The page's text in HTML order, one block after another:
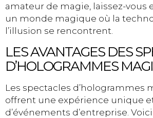
amateur de magie, laissez-vous
un monde magique où la
l’illusion se rencontrent.
LES AVANTAGES DES
D’HOLOGRAMMES
Les spectacles d’hologrammes
offrent une expérience unique
d’événements d’entreprise.